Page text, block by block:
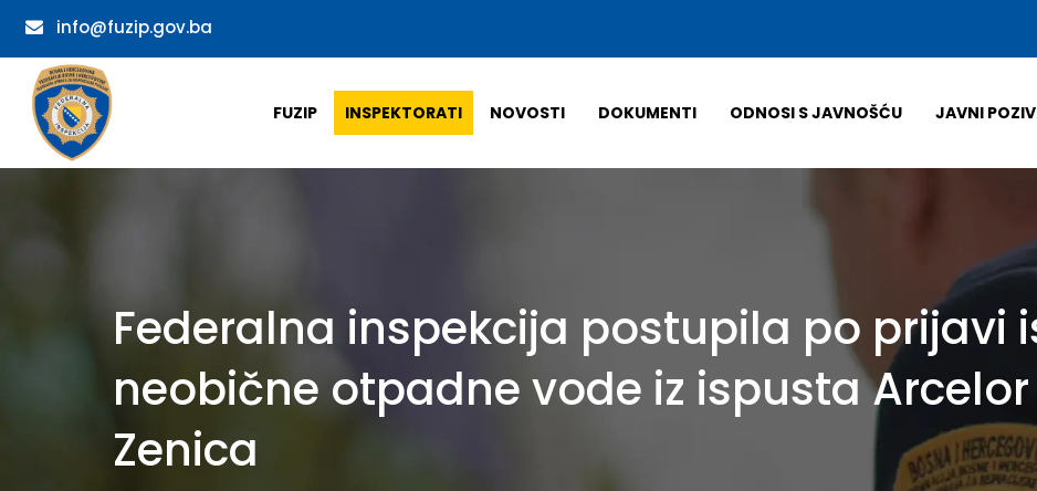
info@fuzip.gov.ba
FUZIP INSPEKTORATI NOVOSTI DOKUMENTI ODNOSI S JAVNOŠĆU JAVNI
Federalna inspekcija postupila po prijavi
neobične otpadne vode iz ispusta
Zenica